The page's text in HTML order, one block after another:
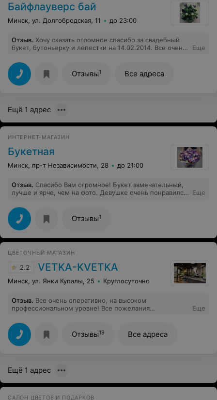
Байфлауверс бай
Минск, ул. Долгобродская, 11 до 23:00
Отзыв. Хочу сказать огромное спасибо за свадебный
букет, бутоньерку и лепестки на 14.02.2014. Все очень
фото!!!)) Продавцы и курьеры очень вежливые, все
привезли вовремя, даже чуть раньше!!! Спасибо еще
раз, рекомендую всем обращаться в этот магазин
цветов!!!! Не пожалеете!
Еще
Отзывы1 Все адреса
Ещё 1 адрес
ИНТЕРНЕТ-МАГАЗИН
Букетная
Минск, пр-т Независимости, 28 до 21:00
Отзыв. Спасибо Вам огромное! Букет замечательный,
лучше и ярче, чем на фото. Девушке очень понравился
постоянный клиент. Спасибо!
Еще
Отзывы1
ЦВЕТОЧНЫЙ МАГАЗИН
2.2 VETKA-KVETKA
Минск, ул. Янки Купалы, 25 Круглосуточно
Отзыв. Все очень оперативно, на высоком
профессиональном уровне! Все пожелания
ориентацией на клиента. Большой выбор цветов,
оперативная доставка, вежливые и доброжелательные
флористы. Всегда выручают в самых безвыходных
ситуациях! Спасибо Вам! Процветания и творческого
Еще
Отзывы19 Все адреса
Ещё 1 адрес
САЛОН ЦВЕТОВ И ПОДАРКОВ